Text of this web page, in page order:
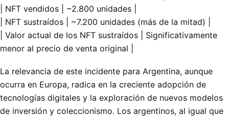
| NFT vendidos | ~2.800 unidades |
| NFT sustraídos | ~7.200 unidades (más de la mitad) |
| Valor actual de los NFT sustraídos | Significativamente
menor al precio de venta original |
La relevancia de este incidente para Argentina, aunque
ocurra en Europa, radica en la creciente adopción de
tecnologías digitales y la exploración de nuevos modelos
de inversión y coleccionismo. Los argentinos, al igual que